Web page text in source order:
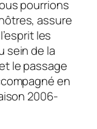
pourrions
assure
les
sein de la
le passage
en
2006-